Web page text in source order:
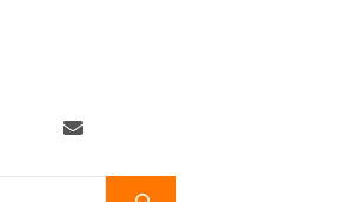
TelegramNewsletter